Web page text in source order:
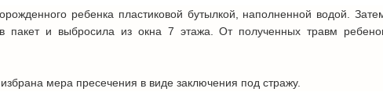
ребенка пластиковой бутылкой, наполненной водой.
пакет и выбросила из окна 7 этажа. От полученных травм
мера пресечения в виде заключения под стражу.